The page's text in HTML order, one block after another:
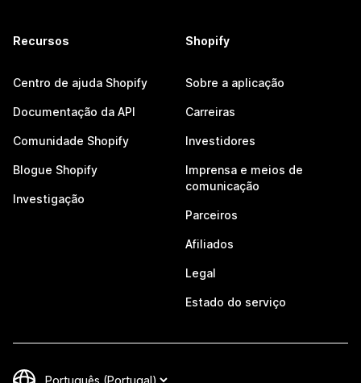
Recursos
Centro de ajuda Shopify
Documentação da API
Comunidade Shopify
Blogue Shopify
Investigação
Shopify
Sobre a aplicação
Carreiras
Investidores
Imprensa e meios de
comunicação
Parceiros
Afiliados
Legal
Estado do serviço